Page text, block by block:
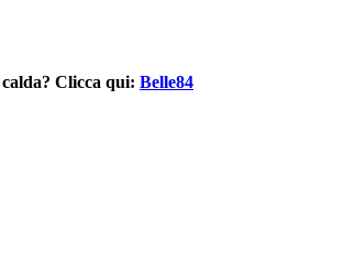
Clicca qui: Belle84